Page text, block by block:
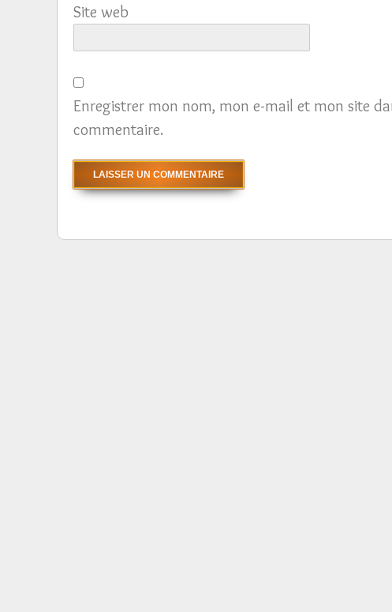
Site web
Enregistrer mon nom, mon e-mail et mon site
commentaire.